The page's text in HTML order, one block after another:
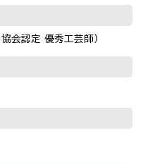
会認定 優秀工芸師）